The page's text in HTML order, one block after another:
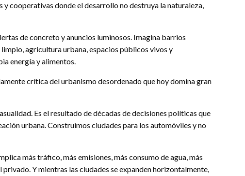
cooperativas donde el desarrollo no destruya la naturaleza,
de concreto y anuncios luminosos. Imagina barrios
agricultura urbana, espacios públicos vivos y
energía y alimentos.
crítica del urbanismo desordenado que hoy domina gran
Es el resultado de décadas de decisiones políticas que
urbana. Construimos ciudades para los automóviles y no
más tráfico, más emisiones, más consumo de agua, más
Y mientras las ciudades se expanden horizontalmente,